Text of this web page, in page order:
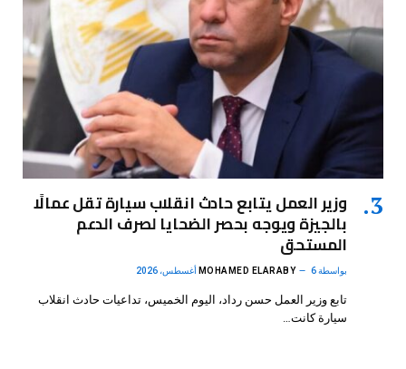
وزير العمل يتابع حادث انقلاب سيارة تقل عمالًا
بالجيزة ويوجه بحصر الضحايا لصرف الدعم
المستحق
بواسطة MOHAMED ELARABY 6 أغسطس، 2026
تابع وزير العمل حسن رداد، اليوم الخميس، تداعيات حادث انقلاب
سيارة كانت…